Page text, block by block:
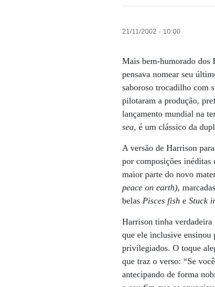
21/11/2002 - 10:00
Mais bem-humorado dos
pensava nomear seu
saboroso trocadilho com
pilotaram a produção,
lançamento mundial na
sea, é um clássico da
A versão de Harrison
por composições inéditas
maior parte do novo
peace on earth),
belasPisces fish eStuck
Harrison tinha verdadeira
que ele inclusive
privilegiados. O toque
que traz o verso: “Se
antecipando de forma